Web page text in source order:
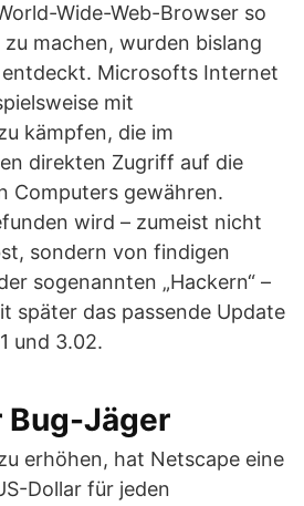
Wide-Web-Browser so
machen, wurden bislang
Microsofts Internet
mit
kämpfen, die im
direkten Zugriff auf die
Computers gewähren.
wird – zumeist nicht
sondern von findigen
sogenannten „Hackern“ –
später das passende Update
und 3.02.
Bug-Jäger
erhöhen, hat Netscape eine
Dollar für jeden